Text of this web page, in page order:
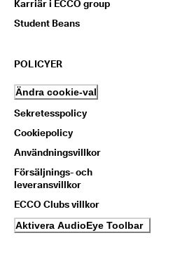
Karriär i ECCO group
Student Beans
POLICYER
Ändra cookie-val
Sekretesspolicy
Cookiepolicy
Användningsvillkor
Försäljnings- och
leveransvillkor
ECCO Clubs villkor
Aktivera AudioEye Toolbar